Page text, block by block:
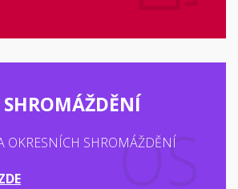
SHROMÁŽDĚNÍ
OKRESNÍCH SHROMÁŽDĚNÍ